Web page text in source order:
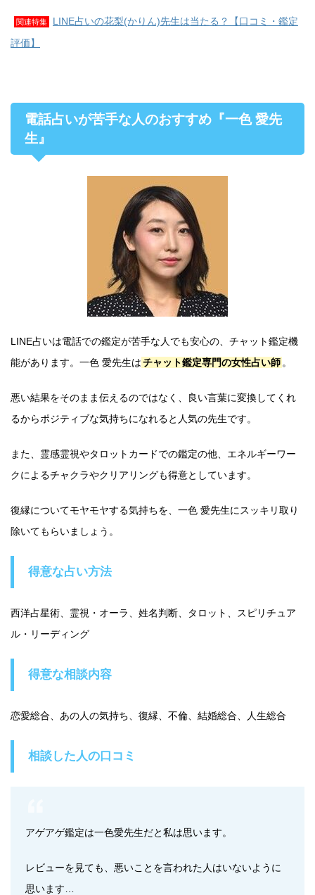
関連特集
LINE占いの花梨(かりん)先生は当たる？【口コミ・鑑定
評価】
電話占いが苦手な人のおすすめ『一色 愛先
生』
LINE占いは電話での鑑定が苦手な人でも安心の、チャット鑑定機
能があります。一色 愛先生はチャット鑑定専門の女性占い師 。
悪い結果をそのまま伝えるのではなく、良い言葉に変換してくれ
るからポジティブな気持ちになれると人気の先生です。
また、霊感霊視やタロットカードでの鑑定の他、エネルギーワー
クによるチャクラやクリアリングも得意としています。
復縁についてモヤモヤする気持ちを、一色 愛先生にスッキリ取り
除いてもらいましょう。
得意な占い方法
西洋占星術、霊視・オーラ、姓名判断、タロット、スピリチュア
ル・リーディング
得意な相談内容
恋愛総合、あの人の気持ち、復縁、不倫、結婚総合、人生総合
相談した人の口コミ
アゲアゲ鑑定は一色愛先生だと私は思います。
レビューを見ても、悪いことを言われた人はいないように
思います…